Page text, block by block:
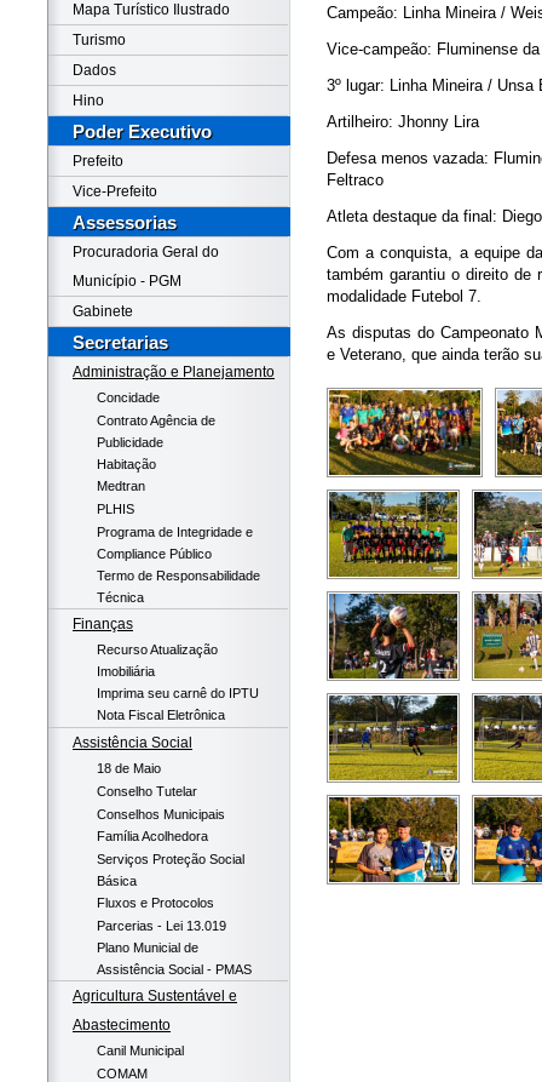
Mapa Turístico Ilustrado
Turismo
Dados
Hino
Poder Executivo
Prefeito
Vice-Prefeito
Assessorias
Procuradoria Geral do
Município - PGM
Gabinete
Secretarias
Administração e Planejamento
Concidade
Contrato Agência de
Publicidade
Habitação
Medtran
PLHIS
Programa de Integridade e
Compliance Público
Termo de Responsabilidade
Técnica
Finanças
Recurso Atualização
Imobiliária
Imprima seu carnê do IPTU
Nota Fiscal Eletrônica
Assistência Social
18 de Maio
Conselho Tutelar
Conselhos Municipais
Família Acolhedora
Serviços Proteção Social
Básica
Fluxos e Protocolos
Parcerias - Lei 13.019
Plano Municial de
Assistência Social - PMAS
Agricultura Sustentável e
Abastecimento
Canil Municipal
COMAM
Campeão: Linha Mineira /
Vice-campeão: Fluminense
3º lugar: Linha Mineira / Unsa
Artilheiro: Jhonny Lira
Defesa menos vazada:
Feltraco
Atleta destaque da final:
Com a conquista, a equipe
também garantiu o direito de
modalidade Futebol 7.
As disputas do Campeonato
e Veterano, que ainda terão